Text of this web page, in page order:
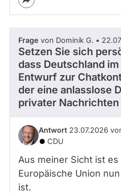
Frage von Dominik G. •
Setzen Sie sich
dass Deutschland
Entwurf zur
der eine anlasslose
privater
Antwort 23.07.2026
CDU
Aus meiner Sicht ist
Europäische Union
ist.